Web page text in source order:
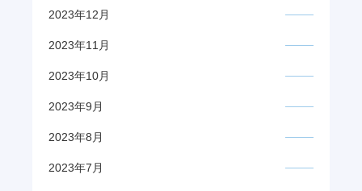
2023年12月
2023年11月
2023年10月
2023年9月
2023年8月
2023年7月